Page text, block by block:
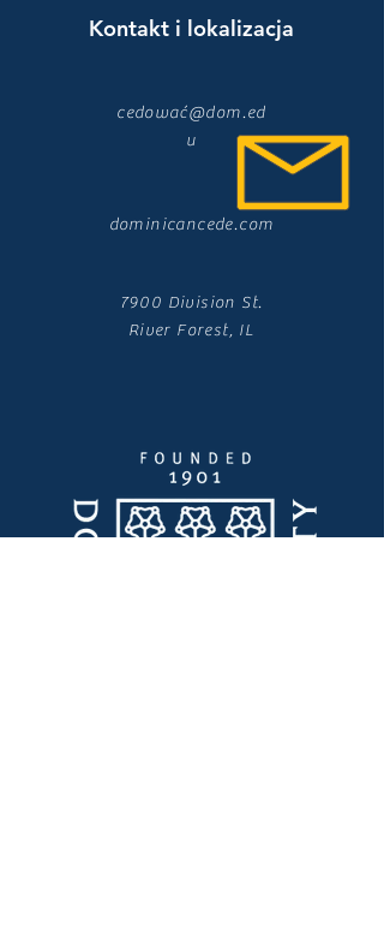
Kontakt i lokalizacja
cedować@dom.ed
u
dominicancede.com
7900 Division St.
River Forest, IL